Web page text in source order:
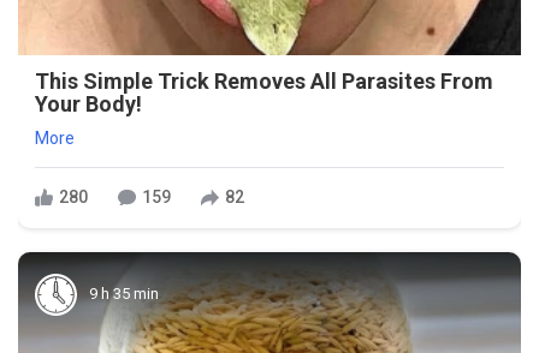
This Simple Trick Removes All Parasites From
Your Body!
More
280 159 82
9 h 35 min